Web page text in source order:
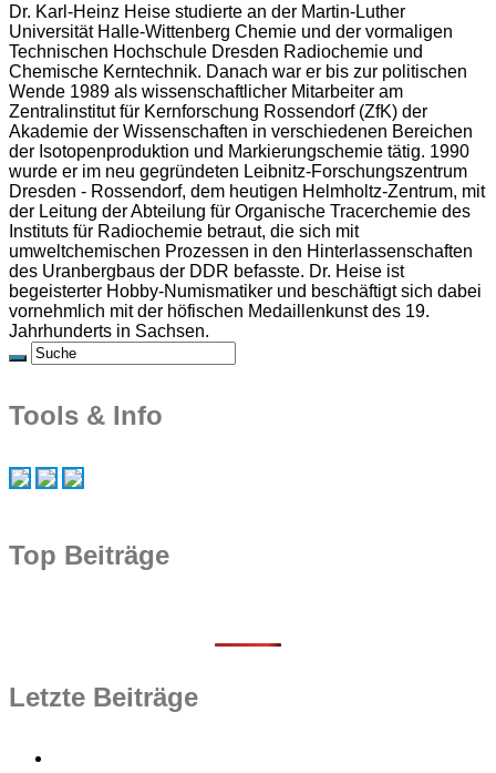
Dr. Karl-Heinz Heise studierte an der Martin-Luther
Universität Halle-Wittenberg Chemie und der vormaligen
Technischen Hochschule Dresden Radiochemie und
Chemische Kerntechnik. Danach war er bis zur politischen
Wende 1989 als wissenschaftlicher Mitarbeiter am
Zentralinstitut für Kernforschung Rossendorf (ZfK) der
Akademie der Wissenschaften in verschiedenen Bereichen
der Isotopenproduktion und Markierungschemie tätig. 1990
wurde er im neu gegründeten Leibnitz-Forschungszentrum
Dresden - Rossendorf, dem heutigen Helmholtz-Zentrum, mit
der Leitung der Abteilung für Organische Tracerchemie des
Instituts für Radiochemie betraut, die sich mit
umweltchemischen Prozessen in den Hinterlassenschaften
des Uranbergbaus der DDR befasste. Dr. Heise ist
begeisterter Hobby-Numismatiker und beschäftigt sich dabei
vornehmlich mit der höfischen Medaillenkunst des 19.
Jahrhunderts in Sachsen.
Tools & Info
Top Beiträge
Letzte Beiträge